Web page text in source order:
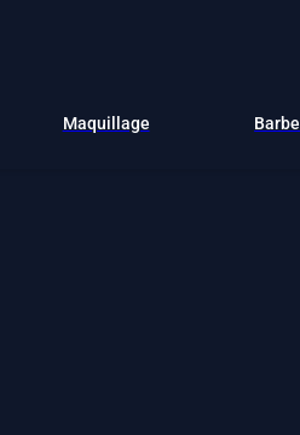
Maquillage Barbe